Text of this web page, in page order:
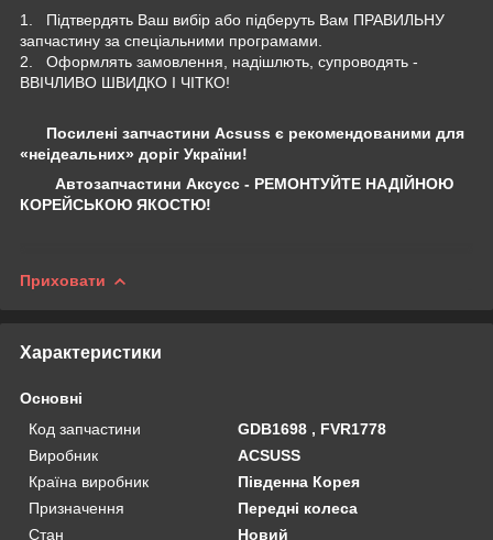
1. Підтвердять Ваш вибір або підберуть Вам ПРАВИЛЬНУ
запчастину за спеціальними програмами.
2. Оформлять замовлення, надішлють, супроводять -
ВВІЧЛИВО ШВИДКО І ЧІТКО!
Посилені запчастини Acsuss є рекомендованими для
«неідеальних» доріг України!
Автозапчастини Аксусс - РЕМОНТУЙТЕ НАДІЙНОЮ
КОРЕЙСЬКОЮ ЯКОСТЮ!
Приховати
Характеристики
Основні
Код запчастини
GDB1698 , FVR1778
Виробник
ACSUSS
Країна виробник
Південна Корея
Призначення
Передні колеса
Стан
Новий